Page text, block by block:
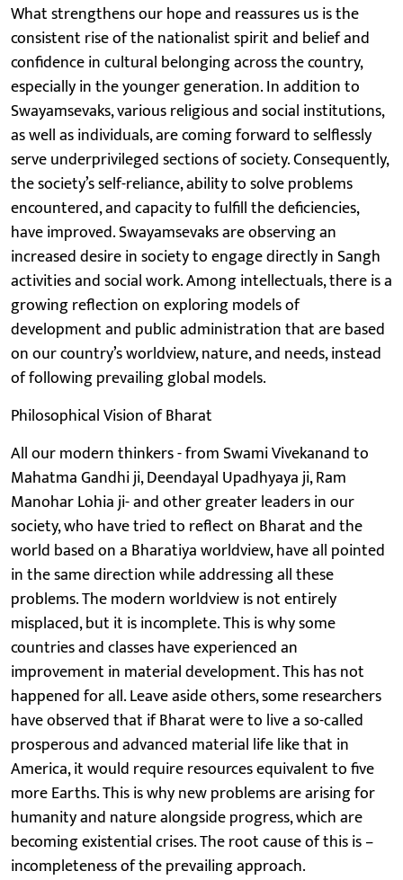
What strengthens our hope and reassures us is the
consistent rise of the nationalist spirit and belief and
confidence in cultural belonging across the country,
especially in the younger generation. In addition to
Swayamsevaks, various religious and social institutions,
as well as individuals, are coming forward to selflessly
serve underprivileged sections of society. Consequently,
the society’s self-reliance, ability to solve problems
encountered, and capacity to fulfill the deficiencies,
have improved. Swayamsevaks are observing an
increased desire in society to engage directly in Sangh
activities and social work. Among intellectuals, there is a
growing reflection on exploring models of
development and public administration that are based
on our country’s worldview, nature, and needs, instead
of following prevailing global models.
Philosophical Vision of Bharat
All our modern thinkers - from Swami Vivekanand to
Mahatma Gandhi ji, Deendayal Upadhyaya ji, Ram
Manohar Lohia ji- and other greater leaders in our
society, who have tried to reflect on Bharat and the
world based on a Bharatiya worldview, have all pointed
in the same direction while addressing all these
problems. The modern worldview is not entirely
misplaced, but it is incomplete. This is why some
countries and classes have experienced an
improvement in material development. This has not
happened for all. Leave aside others, some researchers
have observed that if Bharat were to live a so-called
prosperous and advanced material life like that in
America, it would require resources equivalent to five
more Earths. This is why new problems are arising for
humanity and nature alongside progress, which are
becoming existential crises. The root cause of this is –
incompleteness of the prevailing approach.